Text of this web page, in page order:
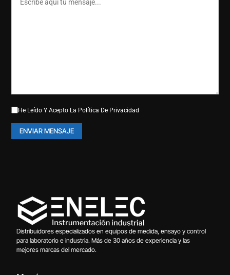
He Leído Y Acepto La Política De Privacidad
Distribuidores especializados en equipos de medida, ensayo y control
para laboratorio e industria. Más de 30 años de experiencia y las
mejores marcas del mercado.